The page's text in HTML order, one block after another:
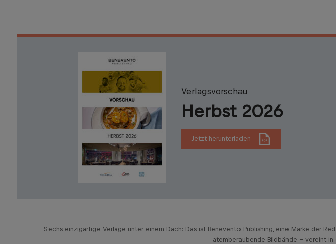
Verlagsvorschau
Herbst 2026
Jetzt herunterladen
Sechs einzigartige Verlage unter einem Dach: Das ist Benevento Publishing, eine Marke der
atemberaubende Bildbände – vereint